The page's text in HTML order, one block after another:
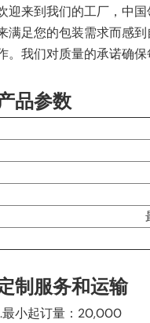
迎来到我们的工厂，中
满足您的包装需求而感
。我们对质量的承诺确保
品参数
制服务和运输
最小起订量：20,000